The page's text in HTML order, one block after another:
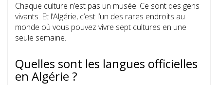
Chaque culture n’est pas un musée. Ce sont des gens
vivants. Et l’Algérie, c’est l’un des rares endroits au
monde où vous pouvez vivre sept cultures en une
seule semaine.
Quelles sont les langues officielles
en Algérie ?